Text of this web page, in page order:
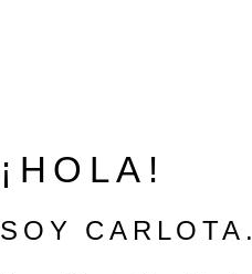
¡HOLA!
SOY CARLOTA.